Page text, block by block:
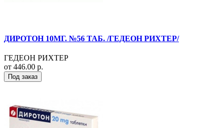
ДИРОТОН 10МГ. №56 ТАБ. /ГЕДЕОН РИХТЕР/
ГЕДЕОН РИХТЕР
от 446.00 р.
Под заказ